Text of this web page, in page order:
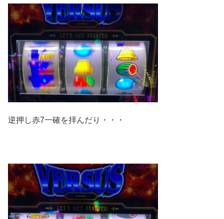
逆押し赤7一確を拝んだり・・・